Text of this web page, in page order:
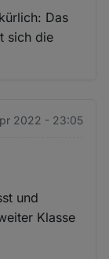
Das
sich die
2022 - 23:05
und
Klasse